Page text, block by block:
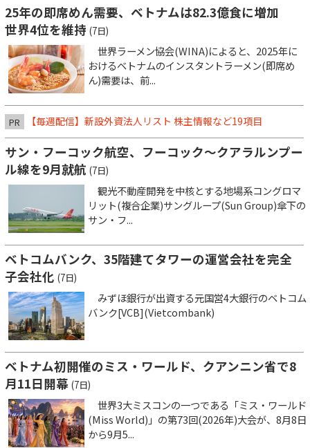
25年の即席めん需要、ベトナムは82.3億食に増加
世界4位を維持 (7日)
世界ラーメン協会(WINA)によると、2025年に
おけるベトナムのインスタントラーメン(即席め
ん)需要は、前...
PR 【毎週配信】新設外資法人リスト 株主情報など19項目
サン・フーコック航空、フーコック～クアラルンプー
ル線を9月就航 (7日)
観光不動産開発を中核とする地場系コングロマ
リット(複合企業)サングループ(Sun Group)傘下の
サン・フ...
ベトコムバンク、35階建てタワーの運営会社を完全
子会社化 (7日)
みずほ銀行が出資する元国営4大銀行のベトコム
バンク[VCB](Vietcombank)
ベトナム初開催のミス・ワールド、クアンニン省で8
月11日開幕 (7日)
世界3大ミスコンの一つである「ミス・ワールド
(Miss World)」の第73回(2026年)大会が、8月8日
から9月5...